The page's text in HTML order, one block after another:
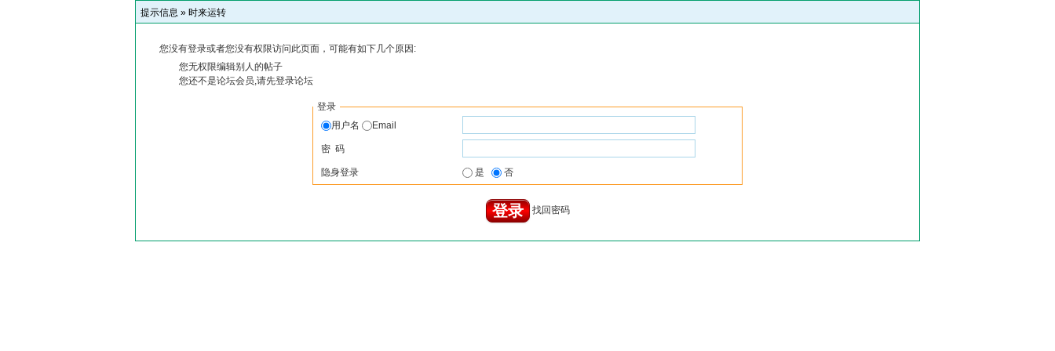
提示信息 » 时来运转
您没有登录或者您没有权限访问此页面，可能有如下几个原因:
您无权限编辑别人的帖子
您还不是论坛会员,请先登录论坛
登录
用户名
Email
密 码
隐身登录 是 否
找回密码